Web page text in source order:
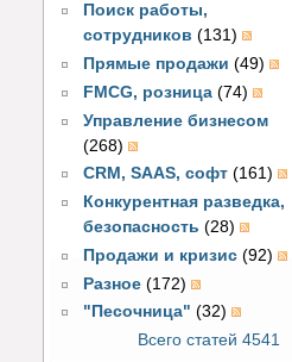
Поиск работы,
сотрудников (131)
Прямые продажи (49)
FMCG, розница (74)
Управление бизнесом
(268)
CRM, SAAS, софт (161)
Конкурентная разведка,
безопасность (28)
Продажи и кризис (92)
Разное (172)
"Песочница" (32)
Всего статей 4541